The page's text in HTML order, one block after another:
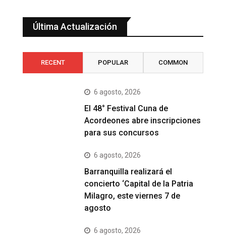
Última Actualización
RECENT POPULAR COMMON
6 agosto, 2026
El 48° Festival Cuna de
Acordeones abre inscripciones
para sus concursos
6 agosto, 2026
Barranquilla realizará el
concierto ‘Capital de la Patria
Milagro, este viernes 7 de
agosto
6 agosto, 2026